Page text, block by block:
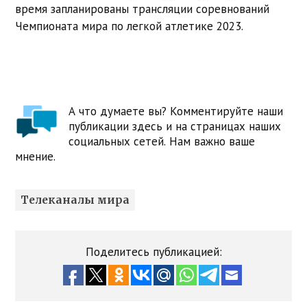
время запланированы трансляции соревнований
Чемпионата мира по легкой атлетике 2023.
А что думаете вы? Комментируйте наши
публикации здесь и на страницах наших
социальных сетей. Нам важно ваше
мнение.
Телеканалы мира
Поделитесь публикацией: